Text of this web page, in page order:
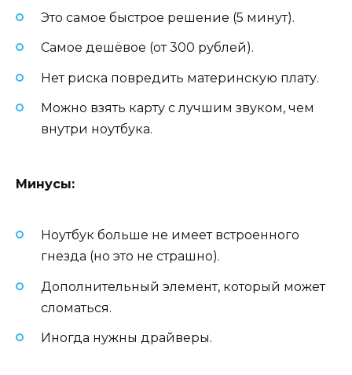
Это самое быстрое решение (5 минут).
Самое дешёвое (от 300 рублей).
Нет риска повредить материнскую плату.
Можно взять карту с лучшим звуком, чем
внутри ноутбука.
Минусы:
Ноутбук больше не имеет встроенного
гнезда (но это не страшно).
Дополнительный элемент, который может
сломаться.
Иногда нужны драйверы.